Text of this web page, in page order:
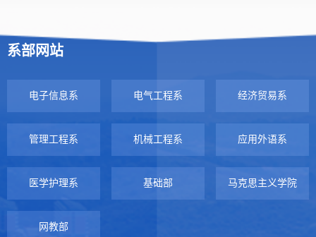
系部网站
电子信息系 电气工程系 经济贸易系
管理工程系 机械工程系 应用外语系
医学护理系 基础部 马克思主义学院
网教部